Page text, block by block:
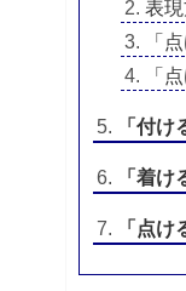
表
「
「
「付
「着
「点